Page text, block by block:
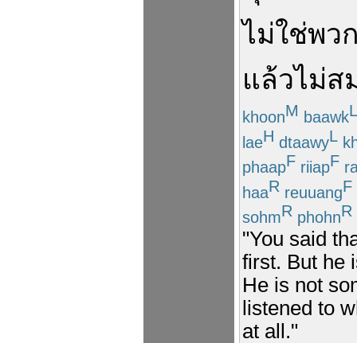
ไม่ใช่พว
แล้วไม่ส
khoonM baawkL
laeH dtaawyL
phaapF riiapF
haaR reuuangF
sohmR phohnR
"You said
first. But he
He is not
listened to
at all."